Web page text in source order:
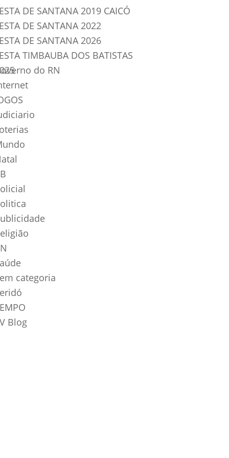
DE SANTANA 2019 CAICÓ
DE SANTANA 2022
DE SANTANA 2026
TIMBAUBA DOS BATISTAS
do RN
categoria
Blog